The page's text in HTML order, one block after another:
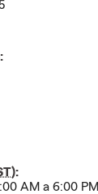
):
AM a 6:00 PM